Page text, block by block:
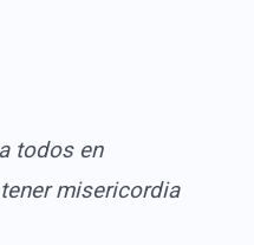
todos en
misericordia